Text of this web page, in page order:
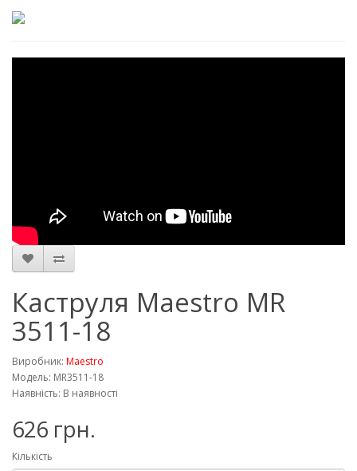
Каструля Maestro MR
3511-18
Виробник: Maestro
Модель: MR3511-18
Наявність: В наявності
626 грн.
Кількість